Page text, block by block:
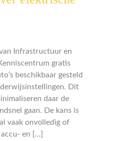
Infrastructuur en
gratis
beschikbaar gesteld
Dit
daar de
gaan. De kans is
vaak onvolledig of
en […]